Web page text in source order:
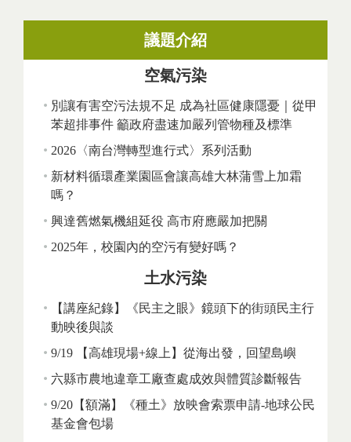
議題介紹
空氣污染
別讓有害空污法規不足 成為社區健康隱憂｜從甲
苯超排事件 籲政府盡速加嚴列管物種及標準
2026〈南台灣轉型進行式〉系列活動
新材料循環產業園區會讓高雄大林蒲雪上加霜
嗎？
興達舊燃氣機組延役 高市府應嚴加把關
2025年，校園內的空污有變好嗎？
土水污染
【講座紀錄】《民主之眼》鏡頭下的街頭民主行
動映後與談
9/19 【高雄現場+線上】從海出發，回望島嶼
六縣市農地違章工廠查處成效與體質診斷報告
9/20【額滿】《種土》放映會索票申請-地球公民
基金會包場